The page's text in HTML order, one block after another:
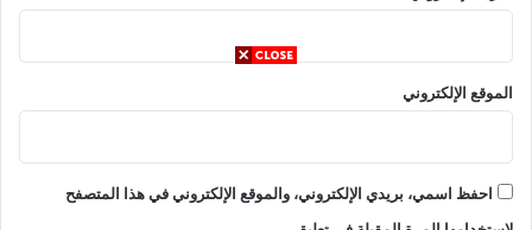
الموقع الإلكتروني
احفظ اسمي، بريدي الإلكتروني، والموقع الإلكتروني في هذا المتصفح